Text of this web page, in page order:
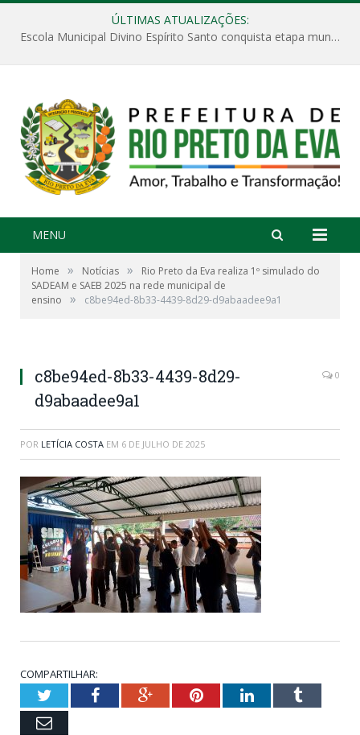
ÚLTIMAS ATUALIZAÇÕES:
Escola Municipal Divino Espírito Santo conquista etapa municipal da V Feira Amazonense de Matemática
MENU
Home » Notícias »
Rio Preto da Eva realiza 1º simulado do
SADEAM e SAEB 2025 na rede municipal de
ensino
» c8be94ed-8b33-4439-8d29-d9abaadee9a1
c8be94ed-8b33-4439-8d29-
d9abaadee9a1
0
POR LETÍCIA COSTA EM 6 DE JULHO DE 2025
COMPARTILHAR:
TwitterFacebookGoogle+PinterestLinkedInTumblr
Email